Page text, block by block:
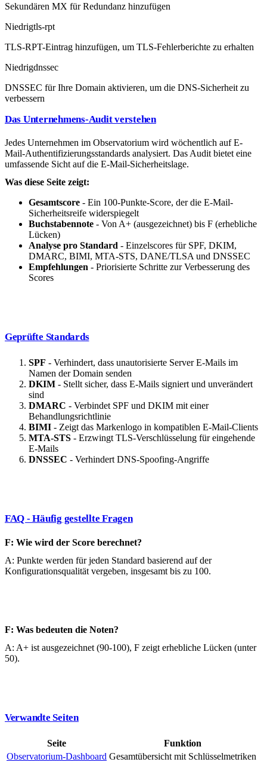
Sekundären MX für Redundanz hinzufügen
Niedrigtls-rpt
TLS-RPT-Eintrag hinzufügen, um TLS-Fehlerberichte zu erhalten
Niedrigdnssec
DNSSEC für Ihre Domain aktivieren, um die DNS-Sicherheit zu
verbessern
Das Unternehmens-Audit verstehen
Jedes Unternehmen im Observatorium wird wöchentlich auf E-
Mail-Authentifizierungsstandards analysiert. Das Audit bietet eine
umfassende Sicht auf die E-Mail-Sicherheitslage.
Was diese Seite zeigt:
Gesamtscore - Ein 100-Punkte-Score, der die E-Mail-
Sicherheitsreife widerspiegelt
Buchstabennote - Von A+ (ausgezeichnet) bis F (erhebliche
Lücken)
Analyse pro Standard - Einzelscores für SPF, DKIM,
DMARC, BIMI, MTA-STS, DANE/TLSA und DNSSEC
Empfehlungen - Priorisierte Schritte zur Verbesserung des
Scores
Geprüfte Standards
SPF - Verhindert, dass unautorisierte Server E-Mails im
Namen der Domain senden
DKIM - Stellt sicher, dass E-Mails signiert und unverändert
sind
DMARC - Verbindet SPF und DKIM mit einer
Behandlungsrichtlinie
BIMI - Zeigt das Markenlogo in kompatiblen E-Mail-Clients
MTA-STS - Erzwingt TLS-Verschlüsselung für eingehende
E-Mails
DNSSEC - Verhindert DNS-Spoofing-Angriffe
FAQ - Häufig gestellte Fragen
F: Wie wird der Score berechnet?
A: Punkte werden für jeden Standard basierend auf der
Konfigurationsqualität vergeben, insgesamt bis zu 100.
F: Was bedeuten die Noten?
A: A+ ist ausgezeichnet (90-100), F zeigt erhebliche Lücken (unter
50).
Verwandte Seiten
Seite
Funktion
Observatorium-Dashboard Gesamtübersicht mit Schlüsselmetriken